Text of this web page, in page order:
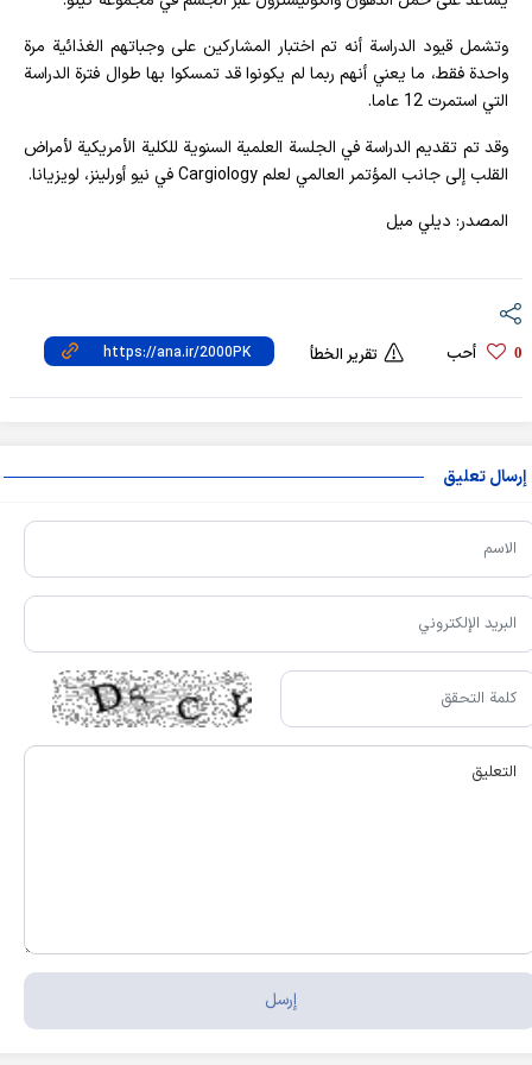
وتشمل قيود الدراسة أنه تم اختبار المشاركين على وجباتهم الغذائية مرة
واحدة فقط، ما يعني أنهم ربما لم يكونوا قد تمسكوا بها طوال فترة الدراسة
التي استمرت 12 عاما.
وقد تم تقديم الدراسة في الجلسة العلمية السنوية للكلية الأمريكية لأمراض
القلب إلى جانب المؤتمر العالمي لعلم Cargiology في نيو أورلينز، لويزيانا.
المصدر: ديلي ميل
0 أحب تقرير الخطأ
إرسال تعليق